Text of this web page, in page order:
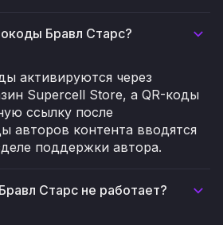
Бравл Старс?
активируются через
Supercell Store, а QR-коды
ссылку после
авторов контента вводятся
поддержки автора.
Старс не работает?